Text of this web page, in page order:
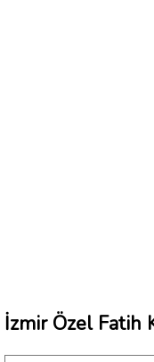
İzmir Özel Fatih